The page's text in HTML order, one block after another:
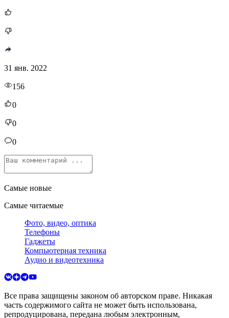
31 янв. 2022
156
0
0
0
Самые новые
Самые читаемые
Фото, видео, оптика
Телефоны
Гаджеты
Компьютерная техника
Аудио и видеотехника
Все права защищены законом об авторском праве. Никакая
часть содержимого сайта не может быть использована,
репродуцирована, передана любым электронным,